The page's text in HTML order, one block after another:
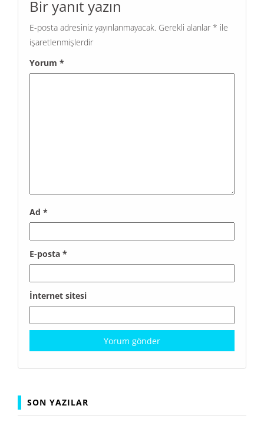
Bir yanıt yazın
E-posta adresiniz yayınlanmayacak. Gerekli alanlar * ile
işaretlenmişlerdir
Yorum *
Ad *
E-posta *
İnternet sitesi
SON YAZILAR